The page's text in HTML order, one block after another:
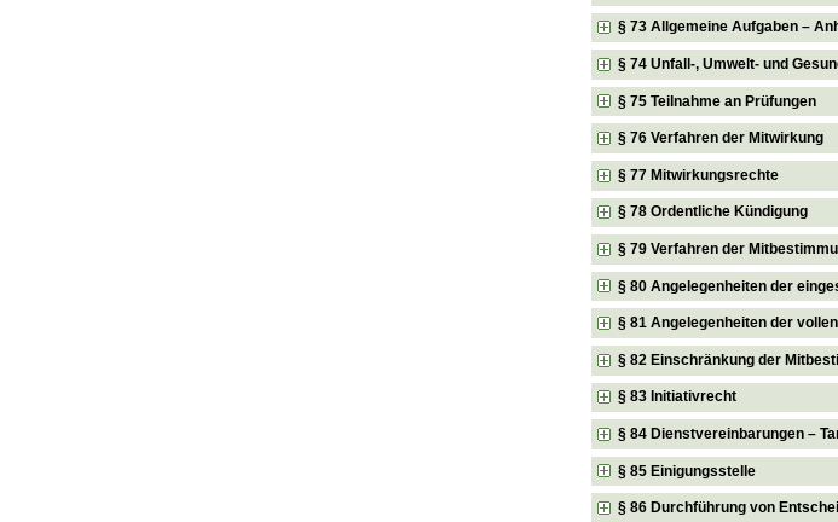
§ 73 Allgemeine Aufgaben –
§ 74 Unfall-, Umwelt- und
§ 75 Teilnahme an Prüfungen
§ 76 Verfahren der Mitwirkung
§ 77 Mitwirkungsrechte
§ 78 Ordentliche Kündigung
§ 79 Verfahren der
§ 80 Angelegenheiten der
§ 81 Angelegenheiten der
§ 82 Einschränkung der
§ 83 Initiativrecht
§ 84 Dienstvereinbarungen –
§ 85 Einigungsstelle
§ 86 Durchführung von